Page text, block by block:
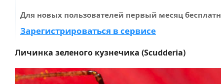
Для новых пользователей первый месяц
Зарегистрироваться в сервисе
Личинка зеленого кузнечика (Scudderia)